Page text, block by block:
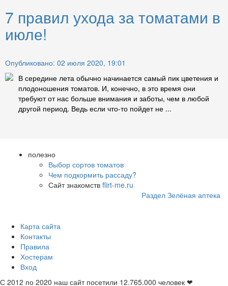
7 правил ухода за томатами в
июле!
Опубликовано: 02 июля 2020, 19:01
В середине лета обычно начинается самый пик цветения и
плодоношения томатов. И, конечно, в это время они
требуют от нас больше внимания и заботы, чем в любой
другой период. Ведь если что-то пойдет не ...
полезно
Выбор сортов томатов
Чем подкормить рассаду?
Сайт знакомств flirt-me.ru
Раздел Зелёная аптека
Карта сайта
Контакты
Правила
Хостерам
Вход
С 2012 по 2020 наш сайт посетили 12.765.000 человек ❤